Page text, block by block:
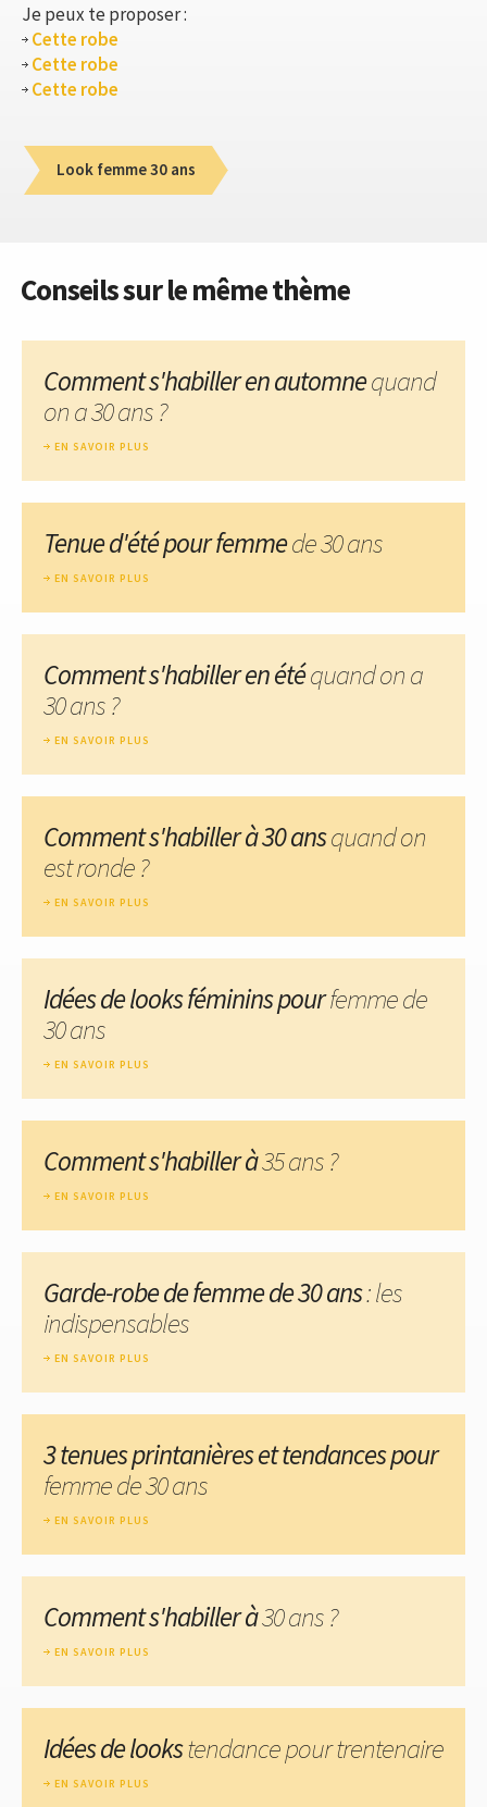
Je peux te proposer :
Cette robe
Cette robe
Cette robe
Look femme 30 ans
Conseils sur le même thème
Comment s'habiller en automnequand
on a 30 ans ?
EN SAVOIR PLUS
Tenue d'été pour femmede 30 ans
EN SAVOIR PLUS
Comment s'habiller en étéquand on a
30 ans ?
EN SAVOIR PLUS
Comment s'habiller à 30 ansquand on
est ronde ?
EN SAVOIR PLUS
Idées de looks féminins pourfemme de
30 ans
EN SAVOIR PLUS
Comment s'habiller à35 ans ?
EN SAVOIR PLUS
Garde-robe de femme de 30 ans: les
indispensables
EN SAVOIR PLUS
3 tenues printanières et tendances pour
femme de 30 ans
EN SAVOIR PLUS
Comment s'habiller à30 ans ?
EN SAVOIR PLUS
Idées de lookstendance pour trentenaire
EN SAVOIR PLUS